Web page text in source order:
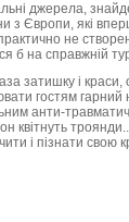
джерела,
з Європи, які
не
б на справжній
затишку і краси,
гостям гарний
анти-
квітнуть
і пізнати свою